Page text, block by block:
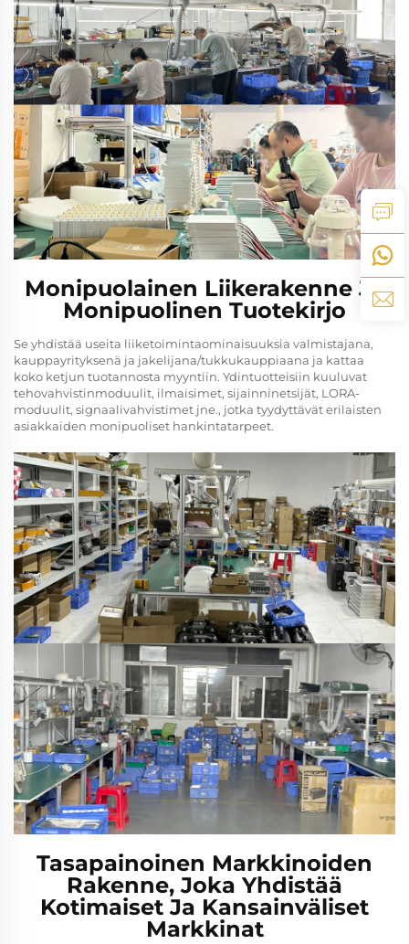
Monipuolainen Liikerakenne Ja
Monipuolinen Tuotekirjo
Se yhdistää useita liiketoimintaominaisuuksia valmistajana,
kauppayrityksenä ja jakelijana/tukkukauppiaana ja kattaa
koko ketjun tuotannosta myyntiin. Ydintuotteisiin kuuluvat
tehovahvistinmoduulit, ilmaisimet, sijainninetsijät, LORA-
moduulit, signaalivahvistimet jne., jotka tyydyttävät erilaisten
asiakkaiden monipuoliset hankintatarpeet.
Tasapainoinen Markkinoiden
Rakenne, Joka Yhdistää
Kotimaiset Ja Kansainväliset
Markkinat